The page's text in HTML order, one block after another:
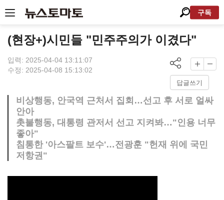
구독
(현장+)시민들 "민주주의가 이겼다"
입력: 2025-04-04 13:11:07
수정: 2025-04-08 15:13:02
답글쓰기
비상행동, 안국역 근처서 집회…선고 후 서로 얼싸
안아
촛불행동, 대통령 관저서 선고 지켜봐…"인용 너무
좋아"
침통한 '아스팔트 보수'…전광훈 "헌재 위에 국민
저항권"